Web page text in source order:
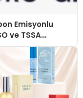
Emisyonlu
ve TSSA